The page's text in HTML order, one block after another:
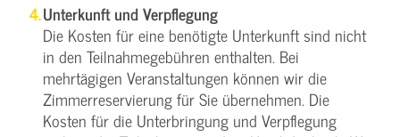
Unterkunft und Verpflegung
Die Kosten für eine benötigte Unterkunft sind nicht
in den Teilnahmegebühren enthalten. Bei
mehrtägigen Veranstaltungen können wir die
Zimmerreservierung für Sie übernehmen. Die
Kosten für die Unterbringung und Verpflegung